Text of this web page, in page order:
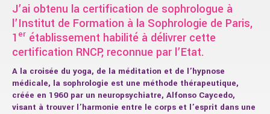
J’ai obtenu la certification de sophrologue à
l’Institut de Formation à la Sophrologie de Paris,
1 er établissement habilité à délivrer cette
certification RNCP, reconnue par l’Etat.
A la croisée du yoga, de la méditation et de l’hypnose
médicale, la sophrologie est une méthode thérapeutique,
créée en 1960 par un neuropsychiatre, Alfonso Caycedo,
visant à trouver l’harmonie entre le corps et l’esprit dans une